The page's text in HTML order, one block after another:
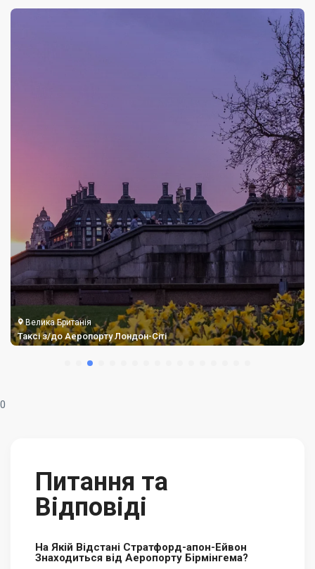
Велика Британія
Таксі з/до Аеропорту Лондон-Сіті
0
Питання та
Відповіді
На Якій Відстані Стратфорд-апон-Ейвон
Знаходиться від Аеропорту Бірмінгема?